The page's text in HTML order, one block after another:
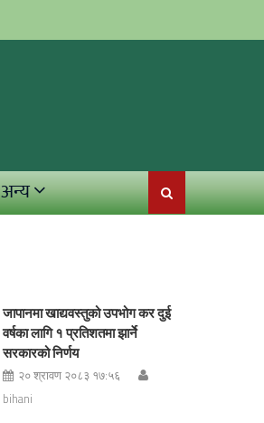
अन्य
जापानमा खाद्यवस्तुको उपभोग कर दुई
वर्षका लागि १ प्रतिशतमा झार्ने
सरकारको निर्णय
२० श्रावण २०८३ १७:५६
bihani